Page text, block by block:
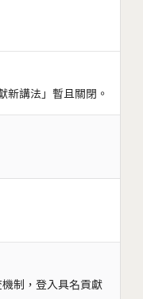
新講法」暫且關閉。
制，登入具名貢獻